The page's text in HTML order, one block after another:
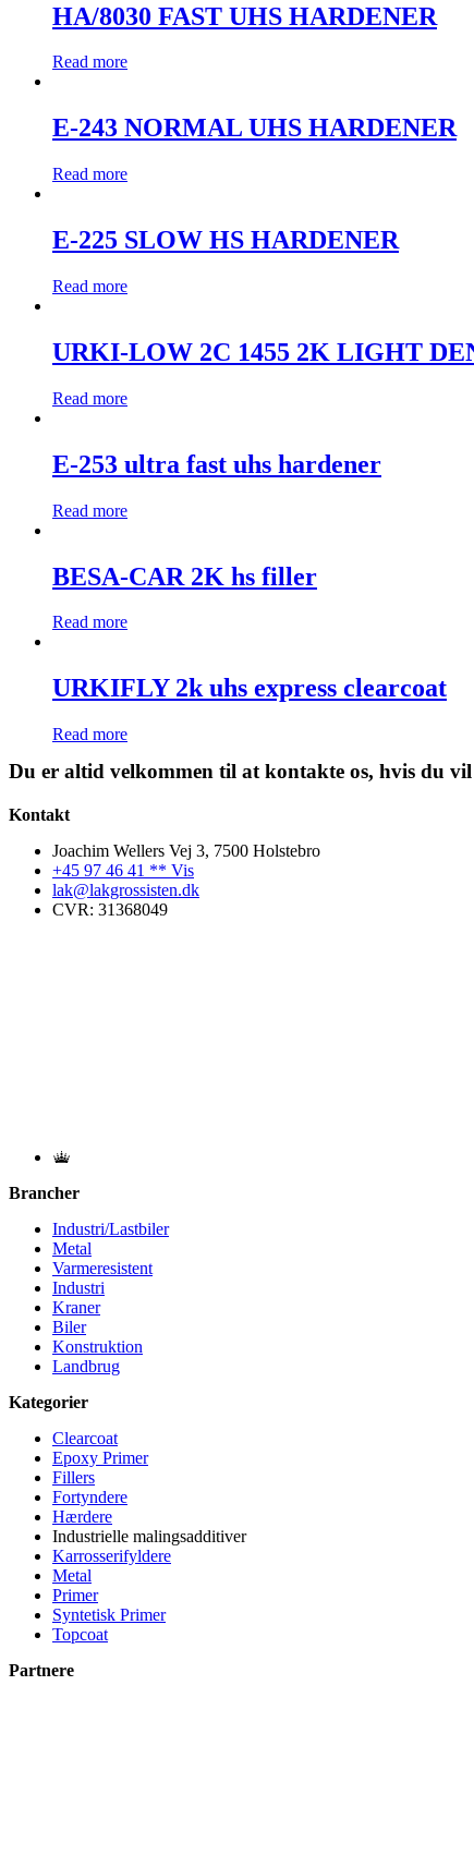
HA/8030 FAST UHS HARDENER
Read more
E-243 NORMAL UHS HARDENER
Read more
E-225 SLOW HS HARDENER
Read more
URKI-LOW 2C 1455 2K LIGHT
Read more
E-253 ultra fast uhs hardener
Read more
BESA-CAR 2K hs filler
Read more
URKIFLY 2k uhs express clearcoat
Read more
Du er altid velkommen til at kontakte os, hvis du
Kontakt
Joachim Wellers Vej 3, 7500 Holstebro
+45 97 46 41 ** Vis
lak@lakgrossisten.dk
CVR: 31368049
Brancher
Industri/Lastbiler
Metal
Varmeresistent
Industri
Kraner
Biler
Konstruktion
Landbrug
Kategorier
Clearcoat
Epoxy Primer
Fillers
Fortyndere
Hærdere
Industrielle malingsadditiver
Karrosserifyldere
Metal
Primer
Syntetisk Primer
Topcoat
Partnere